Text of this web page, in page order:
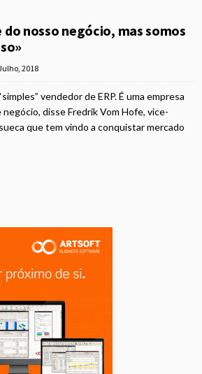
do nosso negócio, mas somos
2018
vendedor de ERP. É uma empresa
disse Fredrik Vom Hofe, vice-
que tem vindo a conquistar mercado